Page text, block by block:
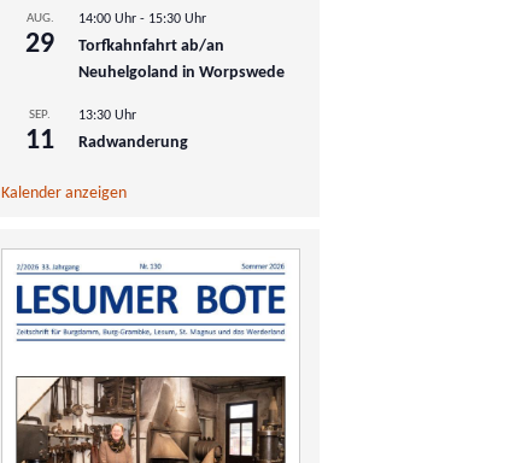
AUG.
29
14:00 Uhr - 15:30 Uhr
Torfkahnfahrt ab/an
Neuhelgoland in Worpswede
SEP.
11
13:30 Uhr
Radwanderung
Kalender anzeigen